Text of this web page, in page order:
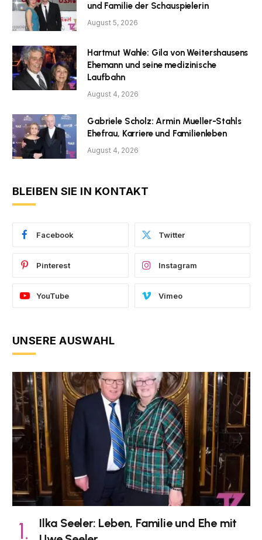
und Familie der Schauspielerin
August 5, 2026
Hartmut Wahle: Gila von Weitershausens
Ehemann und seine medizinische
Laufbahn
August 4, 2026
Gabriele Scholz: Armin Mueller-Stahls
Ehefrau, Karriere und Familienleben
August 4, 2026
BLEIBEN SIE IN KONTAKT
Facebook Twitter
Pinterest Instagram
YouTube Vimeo
UNSERE AUSWAHL
Ilka Seeler: Leben, Familie und Ehe mit